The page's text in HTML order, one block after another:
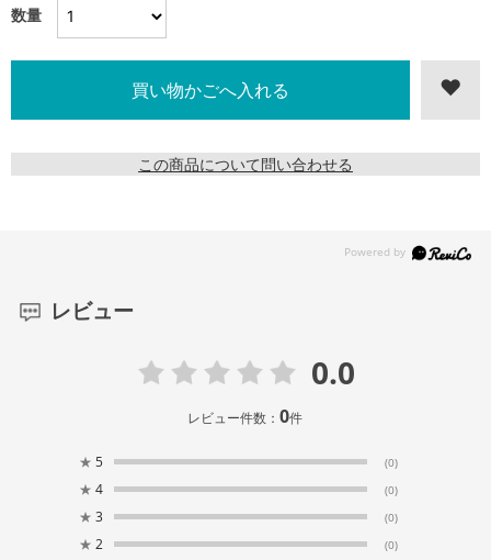
数量
この商品について問い合わせる
レビュー
0.0
レビュー件数：0件
★ 5 (0)
★ 4 (0)
★ 3 (0)
★ 2 (0)